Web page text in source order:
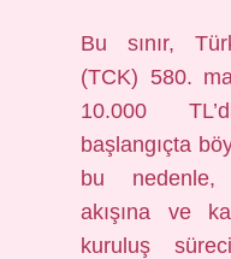
Bu sınır,
(TCK) 580.
10.000
başlangıçta
bu nedenle,
akışına ve
kuruluş